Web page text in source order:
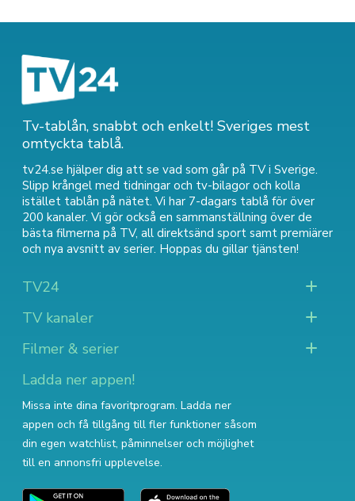
Tv-tablån, snabbt och enkelt! Sveriges mest
omtyckta tablå.
tv24.se hjälper dig att se vad som går på TV i Sverige.
Slipp krångel med tidningar och tv-bilagor och kolla
istället tablån på nätet. Vi har 7-dagars tablå för över
200 kanaler. Vi gör också en sammanställning över de
bästa filmerna på TV, all direktsänd sport samt premiärer
och nya avsnitt av serier. Hoppas du gillar tjänsten!
TV24
TV kanaler
Filmer & serier
Ladda ner appen!
Missa inte dina favoritprogram. Ladda ner
appen och få tillgång till fler funktioner såsom
din egen watchlist, påminnelser och möjlighet
till en annonsfri upplevelse.